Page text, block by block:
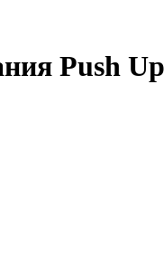
Push Up